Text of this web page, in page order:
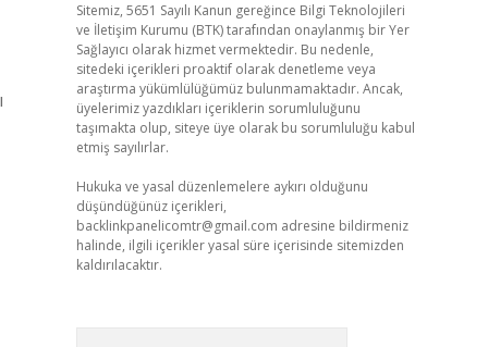
Sitemiz, 5651 Sayılı Kanun gereğince Bilgi Teknolojileri
ve İletişim Kurumu (BTK) tarafından onaylanmış bir Yer
Sağlayıcı olarak hizmet vermektedir. Bu nedenle,
sitedeki içerikleri proaktif olarak denetleme veya
araştırma yükümlülüğümüz bulunmamaktadır. Ancak,
üyelerimiz yazdıkları içeriklerin sorumluluğunu
taşımakta olup, siteye üye olarak bu sorumluluğu kabul
etmiş sayılırlar.
Hukuka ve yasal düzenlemelere aykırı olduğunu
düşündüğünüz içerikleri,
backlinkpanelicomtr@gmail.com adresine bildirmeniz
halinde, ilgili içerikler yasal süre içerisinde sitemizden
kaldırılacaktır.